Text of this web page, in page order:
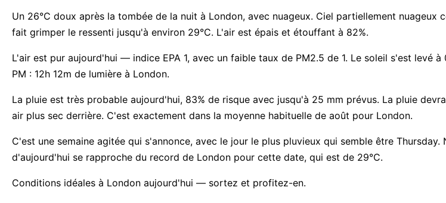
Un 26°C doux après la tombée de la nuit à London, avec nuageux. Ciel partiellement nuageux
fait grimper le ressenti jusqu'à environ 29°C. L'air est épais et étouffant à 82%.
L'air est pur aujourd'hui — indice EPA 1, avec un faible taux de PM2.5 de 1. Le soleil s'est levé
PM : 12h 12m de lumière à London.
La pluie est très probable aujourd'hui, 83% de risque avec jusqu'à 25 mm prévus. La pluie
air plus sec derrière. C'est exactement dans la moyenne habituelle de août pour London.
C'est une semaine agitée qui s'annonce, avec le jour le plus pluvieux qui semble être Thursday.
d'aujourd'hui se rapproche du record de London pour cette date, qui est de 29°C.
Conditions idéales à London aujourd'hui — sortez et profitez-en.